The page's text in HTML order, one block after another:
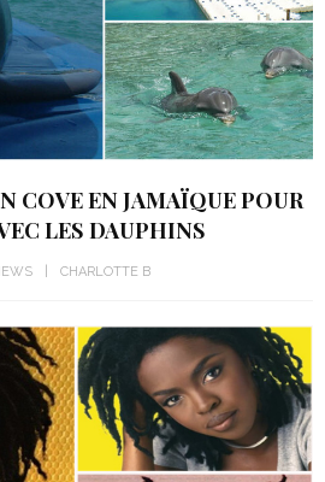
COVE EN JAMAÏQUE POUR
LES DAUPHINS
CHARLOTTE B